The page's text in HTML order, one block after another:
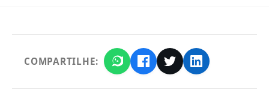
COMPARTILHE: